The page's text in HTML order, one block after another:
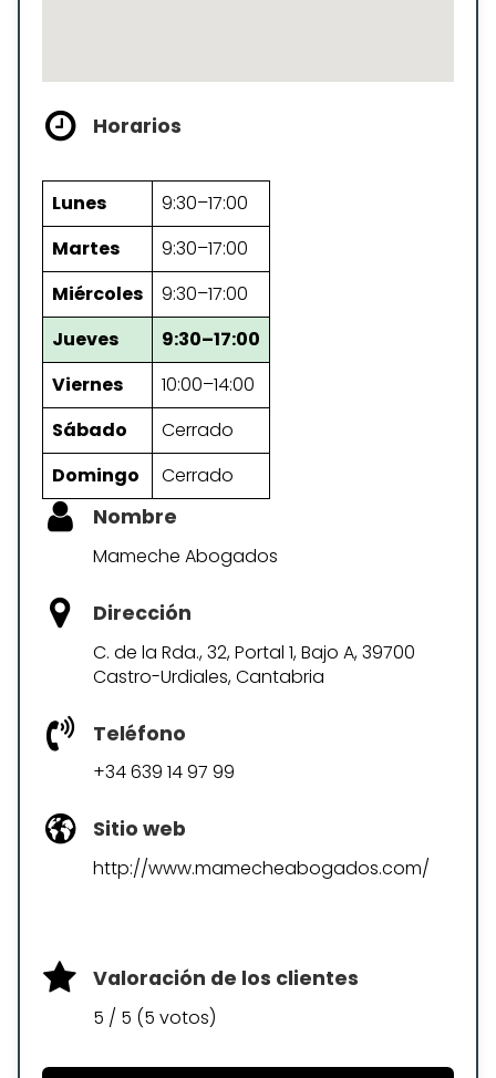
Horarios
Lunes
9:30–17:00
Martes
9:30–17:00
Miércoles
9:30–17:00
Jueves
9:30–17:00
Viernes
10:00–14:00
Sábado
Cerrado
Domingo
Cerrado
Nombre
Mameche Abogados
Dirección
C. de la Rda., 32, Portal 1, Bajo A, 39700
Castro-Urdiales, Cantabria
Teléfono
+34 639 14 97 99
Sitio web
http://www.mamecheabogados.com/
Valoración de los clientes
5 / 5 (5 votos)